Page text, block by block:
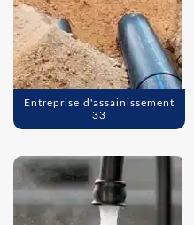
Entreprise d'assainissement
33